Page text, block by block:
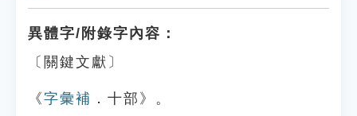
異體字/附錄字內容：
〔關鍵文獻〕
《字彙補 ．十部》。